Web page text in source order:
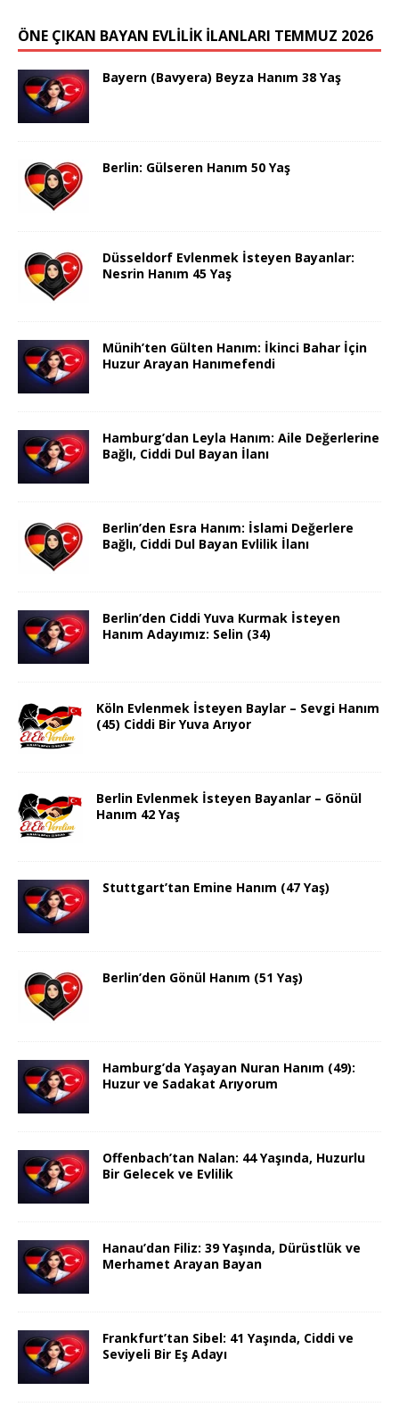
ÖNE ÇIKAN BAYAN EVLİLİK İLANLARI TEMMUZ 2026
Bayern (Bavyera) Beyza Hanım 38 Yaş
Berlin: Gülseren Hanım 50 Yaş
Düsseldorf Evlenmek İsteyen Bayanlar:
Nesrin Hanım 45 Yaş
Münih’ten Gülten Hanım: İkinci Bahar İçin
Huzur Arayan Hanımefendi
Hamburg’dan Leyla Hanım: Aile Değerlerine
Bağlı, Ciddi Dul Bayan İlanı
Berlin’den Esra Hanım: İslami Değerlere
Bağlı, Ciddi Dul Bayan Evlilik İlanı
Berlin’den Ciddi Yuva Kurmak İsteyen
Hanım Adayımız: Selin (34)
Köln Evlenmek İsteyen Baylar – Sevgi Hanım
(45) Ciddi Bir Yuva Arıyor
Berlin Evlenmek İsteyen Bayanlar – Gönül
Hanım 42 Yaş
Stuttgart’tan Emine Hanım (47 Yaş)
Berlin’den Gönül Hanım (51 Yaş)
Hamburg’da Yaşayan Nuran Hanım (49):
Huzur ve Sadakat Arıyorum
Offenbach’tan Nalan: 44 Yaşında, Huzurlu
Bir Gelecek ve Evlilik
Hanau’dan Filiz: 39 Yaşında, Dürüstlük ve
Merhamet Arayan Bayan
Frankfurt’tan Sibel: 41 Yaşında, Ciddi ve
Seviyeli Bir Eş Adayı